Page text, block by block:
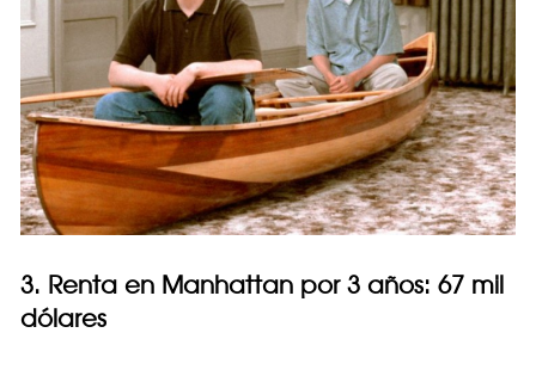
3. Renta en Manhattan por 3 años: 67 mil
dólares